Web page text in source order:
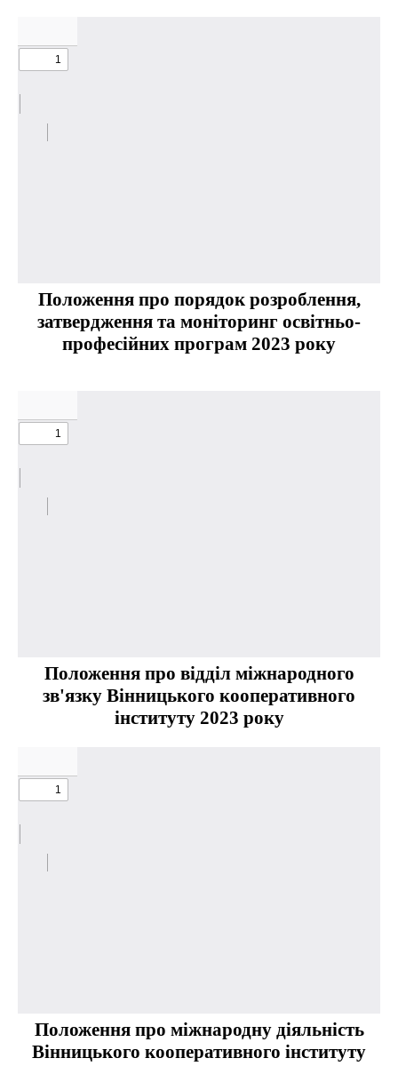
Положення про порядок розроблення,
затвердження та моніторинг освітньо-
професійних програм 2023 року
Положення про відділ міжнародного
зв'язку Вінницького кооперативного
інституту 2023 року
Положення про міжнародну діяльність
Вінницького кооперативного інституту